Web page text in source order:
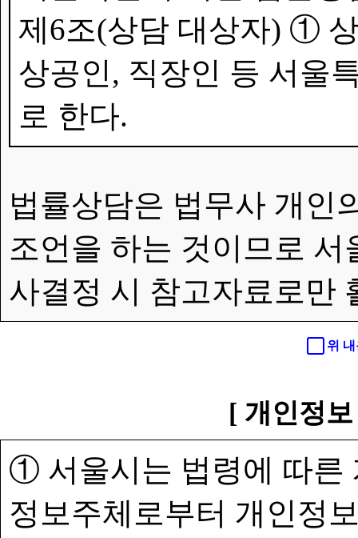
제6조(상담 대상자) ①
상공인, 직장인 등 서울
로 한다.
법률상담은 법무사 개인
조언을 하는 것이므로
사결정 시 참고자료로만
위
[ 개인정
① 서울시는 법령에 따른
정보주체로부터 개인정